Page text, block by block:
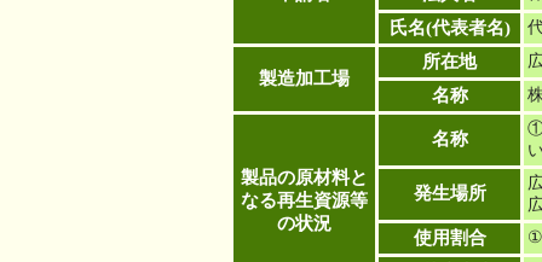
氏名(代表者名)
製造加工場
所在地
名称
製品の原材料と
なる再生資源等
の状況
名称
①
発生場所
使用割合